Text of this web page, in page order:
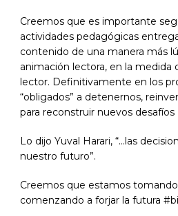
Creemos que es importante
actividades pedagógicas
contenido de una manera más
animación lectora, en la
lector. Definitivamente en los
“obligados” a detenernos,
para reconstruir nuevos
Lo dijo Yuval Harari, “…las
nuestro futuro”.
Creemos que estamos
comenzando a forjar la futura